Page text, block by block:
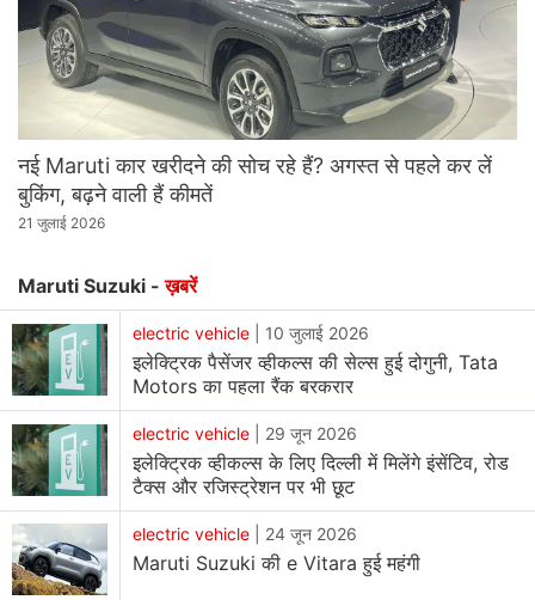
नई Maruti कार खरीदने की सोच रहे हैं? अगस्त से पहले कर लें
बुकिंग, बढ़ने वाली हैं कीमतें
21 जुलाई 2026
Maruti Suzuki -ख़बरें
electric vehicle 10 जुलाई 2026
इलेक्ट्रिक पैसेंजर व्हीकल्स की सेल्स हुई दोगुनी, Tata
Motors का पहला रैंक बरकरार
electric vehicle 29 जून 2026
इलेक्ट्रिक व्हीकल्स के लिए दिल्ली में मिलेंगे इंसेंटिव, रोड
टैक्स और रजिस्ट्रेशन पर भी छूट
electric vehicle 24 जून 2026
Maruti Suzuki की e Vitara हुई महंगी